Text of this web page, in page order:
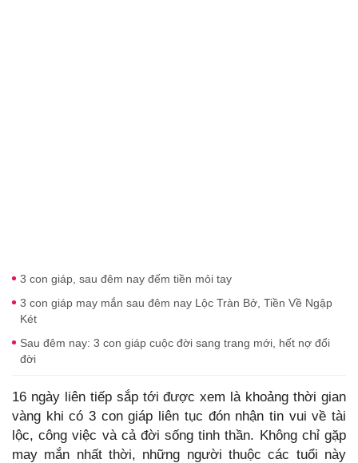
3 con giáp, sau đêm nay đếm tiền mỏi tay
3 con giáp may mắn sau đêm nay Lộc Tràn Bở, Tiền Về Ngập
Két
Sau đêm nay: 3 con giáp cuộc đời sang trang mới, hết nợ đổi
đời
16 ngày liên tiếp sắp tới được xem là khoảng thời gian
vàng khi có 3 con giáp liên tục đón nhận tin vui về tài
lộc, công việc và cả đời sống tinh thần. Không chỉ gặp
may mắn nhất thời, những người thuộc các tuổi này